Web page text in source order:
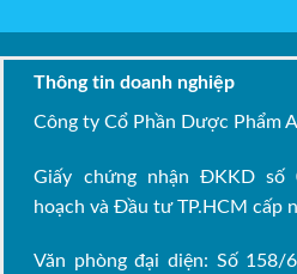
Thông tin doanh nghiệp
Công ty Cổ Phần Dược Phẩm
Giấy chứng nhận ĐKKD số
hoạch và Đầu tư TP.HCM cấp
Văn phòng đại diện: Số 158/